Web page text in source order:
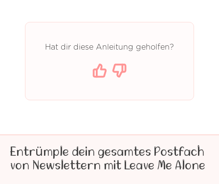
Hat dir diese Anleitung geholfen?
Entrümple dein gesamtes Postfach
von Newslettern mit Leave Me Alone